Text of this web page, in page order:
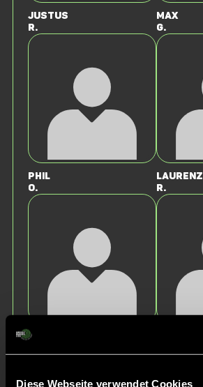
Diese Webseite verwendet Cookies
Justus
R.
Max
G.
Phil
O.
Laurenz
R.
Julius